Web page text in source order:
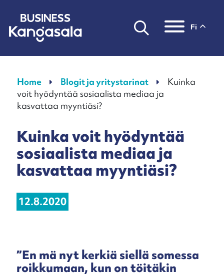
Home Blogit ja yritystarinat
Kuinka
voit hyödyntää sosiaalista mediaa ja
kasvattaa myyntiäsi?
Kuinka voit hyödyntää
sosiaalista mediaa ja
kasvattaa myyntiäsi?
12.8.2020
”En mä nyt kerkiä siellä somessa
roikkumaan, kun on töitäkin
fi